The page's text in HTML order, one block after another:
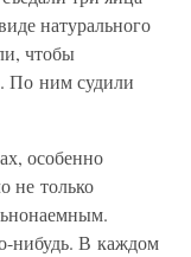
натурального
чтобы
По ним судили
особенно
не только
нибудь. В каждом